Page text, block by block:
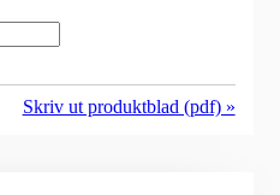
Skriv ut produktblad (pdf) »